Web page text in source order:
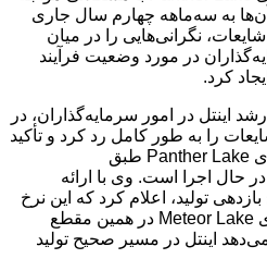
به سه‌ماهه چهارم سال جاری
نگرانی‌هایی را در میان
در مورد وضعیت فرآیند
اینتل در امور سرمایه‌گذاران، در
را به طور کامل رد کرد و تأکید
نمود که پروژه تولید پردازنده‌های Panther Lake طبق
حال اجرا است. وی با ارائه
تولید، اعلام کرد که این نرخ
حتی از نرخ بازدهی پردازنده‌های Meteor Lake در همین مقطع
اینتل در مسیر صحیح تولید